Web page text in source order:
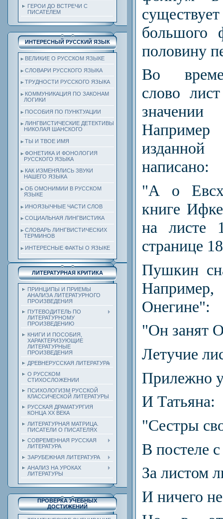
ГЕРОИ ДО ВСТРЕЧИ С
ПИСАТЕЛЕМ
ИНТЕРЕСНЫЙ РУССКИЙ ЯЗЫК
ВЕЛИКИЕ О РУССКОМ ЯЗЫКЕ
СЛОВАРИ РУССКОГО ЯЗЫКА
ТРУДНОСТИ РУССКОГО ЯЗЫКА
КОММУНИКАЦИЯ ПО ЗАКОНАМ
ЛОГИКИ
ПОСОБИЯ ПО ПУНКТУАЦИИ
ЛИНГВИСТИЧЕСКИЕ ДЕТЕКТИВЫ
НИКОЛАЯ ШАНСКОГО
ТЫ И ТВОЕ ИМЯ
ФОНЕТИКА И ФОНОЛОГИЯ
РУССКОГО ЯЗЫКА
КАК ИЗМЕНЯЛИСЬ ЗВУКИ
НАШЕГО ЯЗЫКА
ОБ ОМОНИМИИ В РУССКОМ
ЯЗЫКЕ
ИНОЯЗЫЧНЫЕ ЧАСТИ СЛОВ
СОЦИАЛЬНАЯ ЛИНГВИСТИКА
СЛОВАРЬ ЛИНГВИСТИЧЕСКИХ
ТЕРМИНОВ
ИНТЕРЕСНЫЕ ФАКТЫ О ЯЗЫКЕ
ЛИТЕРАТУРНАЯ КРИТИКА
ПРИНЦИПЫ И ПРИЕМЫ
АНАЛИЗА ЛИТЕРАТУРНОГО
ПРОИЗВЕДЕНИЯ
ПУТЕВОДИТЕЛЬ ПО
ЛИТЕРАТУРНОМУ
ПРОИЗВЕДЕНИЮ
КНИГИ И ПОСОБИЯ,
ХАРАКТЕРИЗУЮЩИЕ
ЛИТЕРАТУРНЫЕ
ПРОИЗВЕДЕНИЯ
ДРЕВНЕРУССКАЯ ЛИТЕРАТУРА
О РУССКОМ
СТИХОСЛОЖЕНИИ
ПСИХОЛОГИЗМ РУССКОЙ
КЛАССИЧЕСКОЙ ЛИТЕРАТУРЫ
РУССКАЯ ДРАМАТУРГИЯ
КОНЦА ХХ ВЕКА
ЛИТЕРАТУРНАЯ МАТРИЦА.
ПИСАТЕЛИ О ПИСАТЕЛЯХ
СОВРЕМЕННАЯ РУССКАЯ
ЛИТЕРАТУРА
ЗАРУБЕЖНАЯ ЛИТЕРАТУРА
АНАЛИЗ НА УРОКАХ
ЛИТЕРАТУРЫ
ПРОВЕРКА УЧЕБНЫХ
ДОСТИЖЕНИЙ
большого
половину
Во
слово
написано:
"А о
книге
на листе
странице
Пушкин
Онегине":
"Он занят
Летучие
Прилежно
И Татьяна:
"Сестры
В постеле
За листом
И ничего